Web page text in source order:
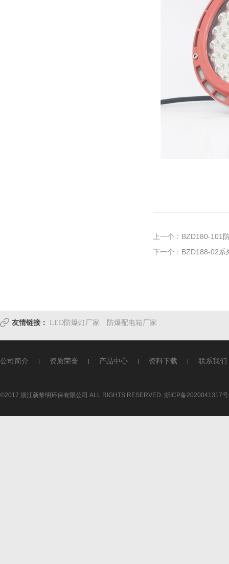
上一个：BZD180-101
下一个：BZD188-02系
友情链接： LED防爆灯厂家 防爆配电箱厂家
公司简介 资质荣誉 产品中心 资料下载 联系我们
©2017 浙江新黎明环保有限公司 ALL RIGHTS RESERVED. 浙ICP备2020041317